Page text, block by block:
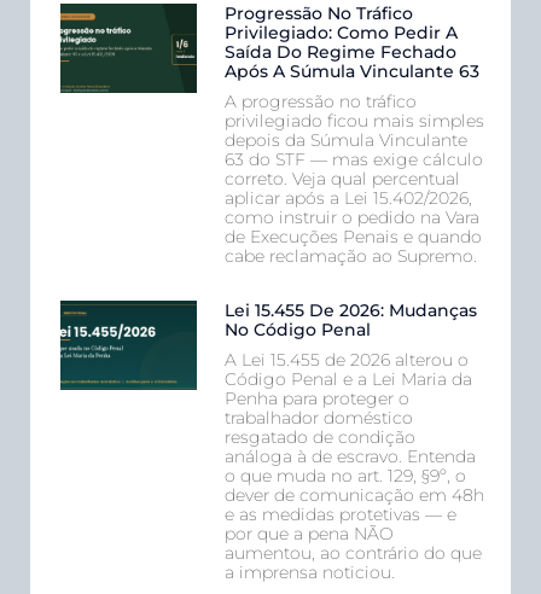
Progressão No Tráfico
Privilegiado: Como Pedir A
Saída Do Regime Fechado
Após A Súmula Vinculante 63
A progressão no tráfico
privilegiado ficou mais simples
depois da Súmula Vinculante
63 do STF — mas exige cálculo
correto. Veja qual percentual
aplicar após a Lei 15.402/2026,
como instruir o pedido na Vara
de Execuções Penais e quando
cabe reclamação ao Supremo.
Lei 15.455 De 2026: Mudanças
No Código Penal
A Lei 15.455 de 2026 alterou o
Código Penal e a Lei Maria da
Penha para proteger o
trabalhador doméstico
resgatado de condição
análoga à de escravo. Entenda
o que muda no art. 129, §9º, o
dever de comunicação em 48h
e as medidas protetivas — e
por que a pena NÃO
aumentou, ao contrário do que
a imprensa noticiou.